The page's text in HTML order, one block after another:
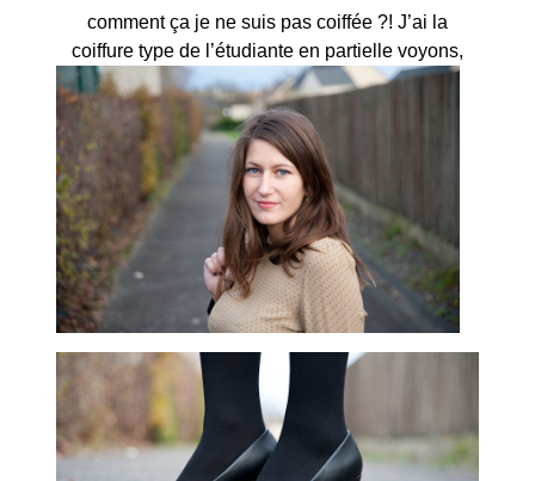
comment ça je ne suis pas coiffée ?! J’ai la
coiffure type de l’étudiante en partielle voyons,